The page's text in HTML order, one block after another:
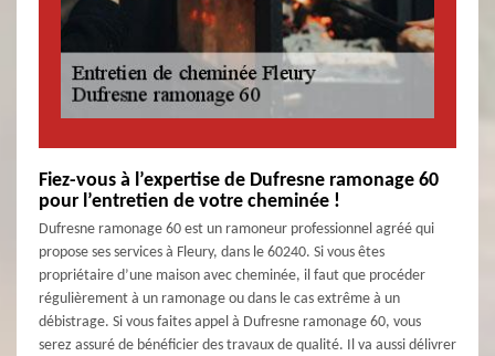
Fiez-vous à l’expertise de Dufresne ramonage 60
pour l’entretien de votre cheminée !
Dufresne ramonage 60 est un ramoneur professionnel agréé qui
propose ses services à Fleury, dans le 60240. Si vous êtes
propriétaire d’une maison avec cheminée, il faut que procéder
régulièrement à un ramonage ou dans le cas extrême à un
débistrage. Si vous faites appel à Dufresne ramonage 60, vous
serez assuré de bénéficier des travaux de qualité. Il va aussi délivrer